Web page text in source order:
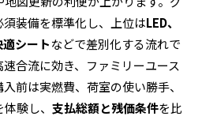
装備を標準化し、上位はLED、
シートなどで差別化する流れで
合流に効き、ファミリーユース
前は実燃費、荷室の使い勝手、
体験し、支払総額と残価条件を比